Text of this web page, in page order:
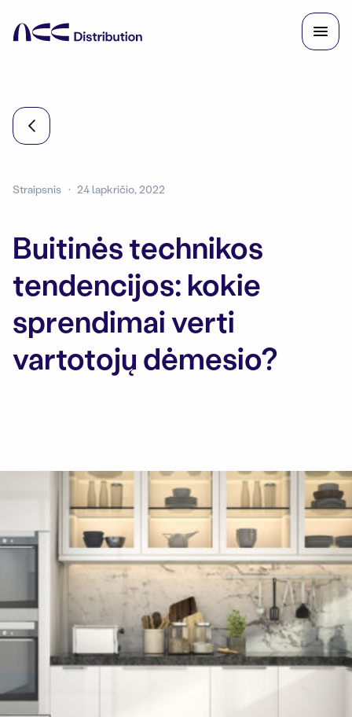
Straipsnis 24 lapkričio, 2022
Buitinės technikos
tendencijos: kokie
sprendimai verti
vartotojų dėmesio?